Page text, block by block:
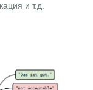
и т.д.